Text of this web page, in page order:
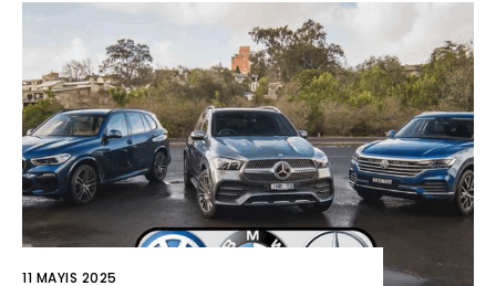
11 MAYIS 2025